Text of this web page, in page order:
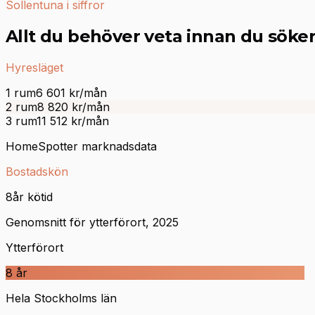
Sollentuna i siffror
Allt du behöver veta innan du söker
Hyresläget
1 rum6 601 kr/mån
2 rum8 820 kr/mån
3 rum11 512 kr/mån
HomeSpotter marknadsdata
Bostadskön
8år kötid
Genomsnitt för ytterförort, 2025
Ytterförort
8 år
Hela Stockholms län